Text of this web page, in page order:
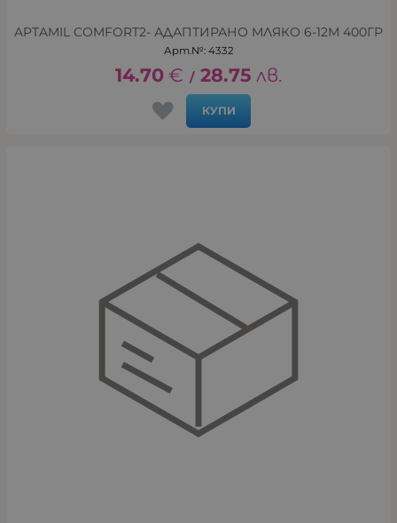
APTAMIL COMFORT2- АДАПТИРАНО МЛЯКО 6-12М 400ГР
Арт.№: 4332
14.70 € / 28.75 лв.
КУПИ